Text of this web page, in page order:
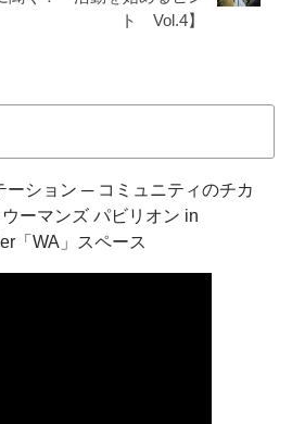
ト Vol.4】
ション ─ コミュニティのチカ
ーマンズ パビリオン in
「WA」スペース